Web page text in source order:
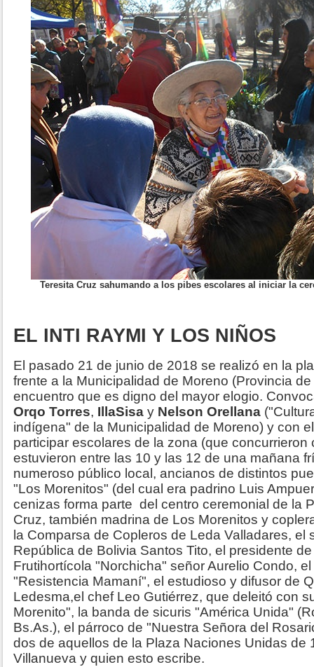
Teresita Cruz sahumando a los pibes escolares al iniciar la
EL INTI RAYMI Y LOS NIÑOS
El pasado 21 de junio de 2018 se realizó en la
frente a la Municipalidad de Moreno (Provincia
encuentro que es digno del mayor elogio.
Orqo Torres, IllaSisa y Nelson Orellana
indígena" de la Municipalidad de Moreno) y con
participar escolares de la zona (que concurrieron
estuvieron entre las 10 y las 12 de una mañana
numeroso público local, ancianos de distintos
"Los Morenitos" (del cual era padrino Luis
cenizas forma parte del centro ceremonial de la
Cruz, también madrina de Los Morenitos y
la Comparsa de Copleros de Leda Valladares, el
República de Bolivia Santos Tito, el presidente
Frutihortícola "Norchicha" señor Aurelio Condo,
"Resistencia Mamaní", el estudioso y difusor de
Ledesma,el chef Leo Gutiérrez, que deleitó con
Morenito", la banda de sicuris "América Unida"
Bs.As.), el párroco de "Nuestra Señora del
dos de aquellos de la Plaza Naciones Unidas de
Villanueva y quien esto escribe.